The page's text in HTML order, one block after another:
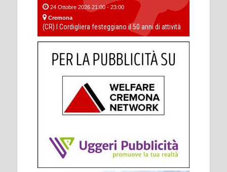
24 Ottobre 2026 21:00 - 23:00
Cremona
(CR) I Cordigliera festeggiano il 50 anni di attività